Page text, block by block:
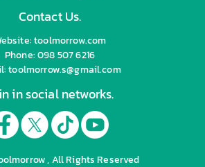
Contact Us.
toolmorrow.com
Phone: 098 507 6216
toolmorrow.s@gmail.com
in social networks.
, All Rights Reserved